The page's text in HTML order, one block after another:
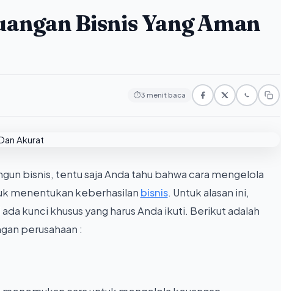
Bisnis Yang Aman
⏱3 menit baca
bisnis, tentu saja Anda tahu bahwa cara mengelola
menentukan keberhasilan bisnis. Untuk alasan ini,
kunci khusus yang harus Anda ikuti. Berikut adalah
perusahaan :